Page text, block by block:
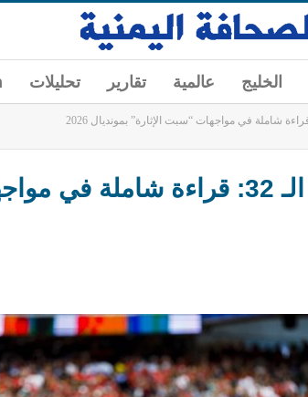
الخليج عالمية تقارير تحليلات
خريطة الطريق إلى دور الـ 32: